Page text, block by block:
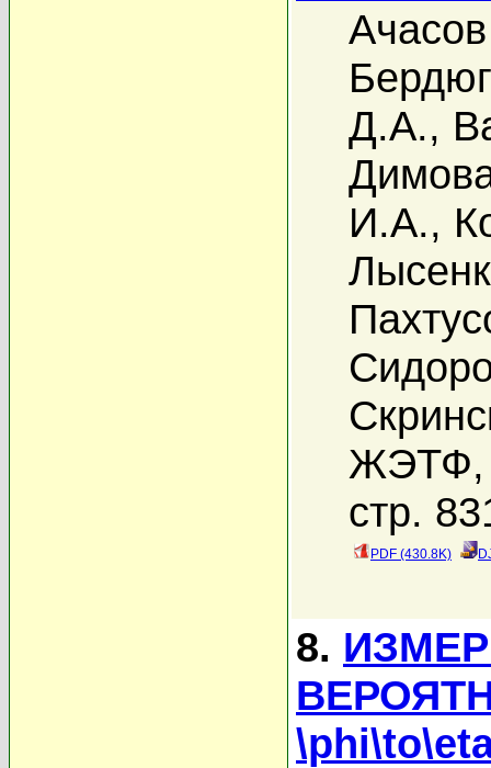
Д.А.,
И.А.,
ЖЭТФ,
стр.
PDF (430.8K)
8.